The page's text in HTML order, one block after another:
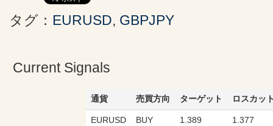
タグ： EURUSD, GBPJPY
Current Signals
通貨 売買方向 ターゲット ロスカッ
EURUSD BUY 1.389 1.377